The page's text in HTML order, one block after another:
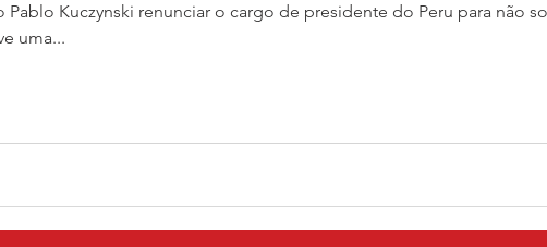
Pablo Kuczynski renunciar o cargo de presidente do Peru para não
uma...